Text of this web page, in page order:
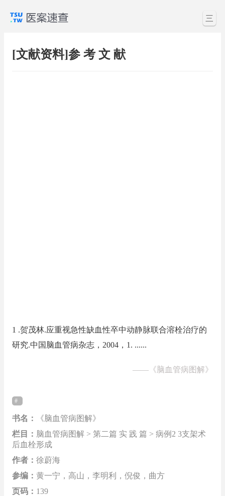
三
[文献资料]参 考 文 献
1 .贺茂林.应重视急性缺血性卒中动静脉联合溶栓治疗的
研究.中国脑血管病杂志，2004，1. ......
—— 《脑血管病图解》
书名：
《脑血管病图解》
栏目： 脑血管病图解 > 第二篇 实 践 篇 > 病例2 3支架术
后血栓形成
作者： 徐蔚海
参编： 黄一宁，高山，李明利，倪俊，曲方
页码： 139